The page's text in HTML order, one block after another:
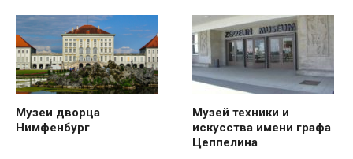
Музеи дворца
Нимфенбург
Музей техники и
искусства имени графа
Цеппелина